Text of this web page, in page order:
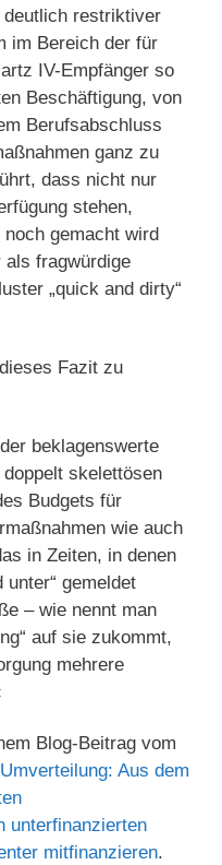
restriktiver
im Bereich der für
IV-Empfänger so
Beschäftigung, von
Berufsabschluss
ganz zu
dass nicht nur
stehen,
gemacht wird
als fragwürdige
„quick and dirty“
Fazit zu
beklagenswerte
skelettösen
Budgets für
wie auch
in Zeiten, in denen
unter“ gemeldet
– wie nennt man
auf sie zukommt,
mehrere
Blog-Beitrag vom
Aus dem
unterfinanzierten
mitfinanzieren.